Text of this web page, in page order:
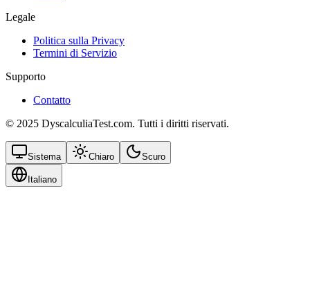
Legale
Politica sulla Privacy
Termini di Servizio
Supporto
Contatto
© 2025 DyscalculiaTest.com. Tutti i diritti riservati.
Sistema Chiaro Scuro
Italiano